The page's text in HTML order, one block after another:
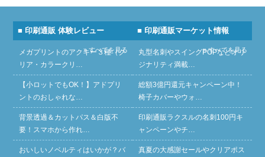
■ 印刷通販 体験レビュー
» すべてを見る
メガプリントのアクキー３種（ク
リア・カラークリ…
【小ロットでもOK！】アドプリ
ントのおしゃれな…
背景透過＆カットパス＆白版不
要！スマホから作れ…
おいしいノベルティはいかが？バ
■ 印刷通販マーケット情報
» すべてを見る
丸型名刺やスイングPOPなどオリ
ジナリティ満載…
総額3億円還元キャンペーン中！
椅子カバーやウォ…
印刷通販ラクスルの名刺100円キ
ャンペーンやチ…
真夏の大感謝セールやクリアポス